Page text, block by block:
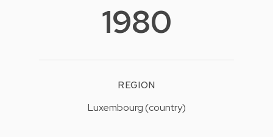
1980
REGION
Luxembourg (country)